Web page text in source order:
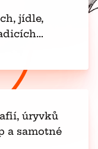
jídle,
úryvků
a samotné